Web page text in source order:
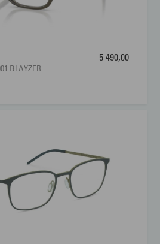
BLAYZER
5 490,00